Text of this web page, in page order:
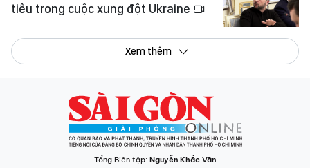
tiêu trong cuộc xung đột Ukraine
Xem thêm
Tổng Biên tập: Nguyễn Khắc Văn